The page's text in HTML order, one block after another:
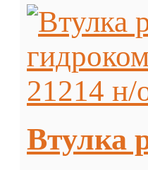
Втулка